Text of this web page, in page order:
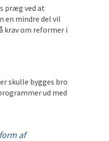
præg ved at
en mindre del vil
krav om reformer i
skulle bygges bro
ud med
af